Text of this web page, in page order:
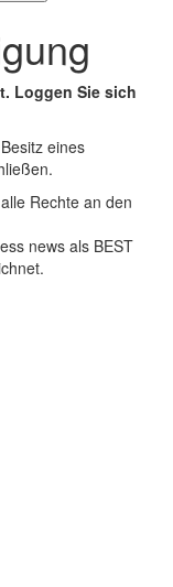
Loggen Sie sich
eines
Rechte an den
news als BEST